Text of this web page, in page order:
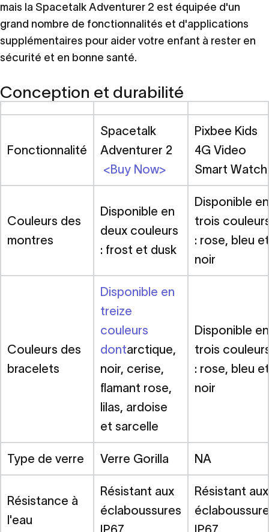
mais la Spacetalk Adventurer 2 est équipée d'un
grand nombre de fonctionnalités et d'applications
supplémentaires pour aider votre enfant à rester en
sécurité et en bonne santé.
Conception et durabilité
Fonctionnalité
Spacetalk
Adventurer 2
<Buy Now>
Pixbee Kids
4G Video
Smart Watch
Couleurs des
montres
Disponible en
deux couleurs
: frost et dusk
Disponible en
trois
: rose, bleu et
noir
Couleurs des
bracelets
Disponible en
treize
couleurs
dontarctique,
noir, cerise,
flamant rose,
lilas, ardoise
et sarcelle
Disponible en
trois
: rose, bleu et
noir
Type de verre Verre Gorilla NA
Résistance à
l'eau
Résistant aux
éclaboussures
IP67
Résistant aux
IP67